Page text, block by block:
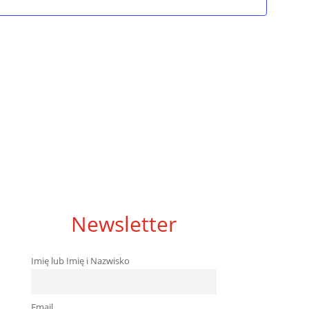
Newsletter
Imię lub Imię i Nazwisko